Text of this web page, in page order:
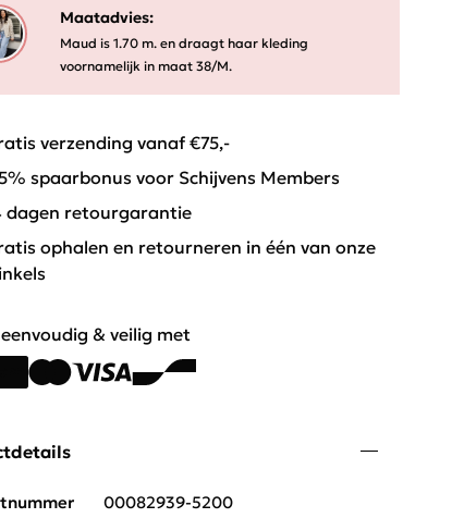
Maatadvies:
Maud is 1.70 m. en draagt haar kleding
voornamelijk in maat 38/M.
verzending vanaf €75,-
spaarbonus voor Schijvens Members
dagen retourgarantie
ophalen en retourneren in één van onze
& veilig met
00082939-5200